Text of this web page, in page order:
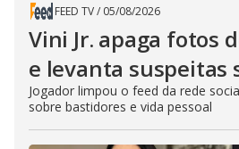
FEED TV/ 05/08/2026
Vini Jr. apaga fotos
e levanta suspeitas
Jogador limpou o feed da rede
sobre bastidores e vida pessoal